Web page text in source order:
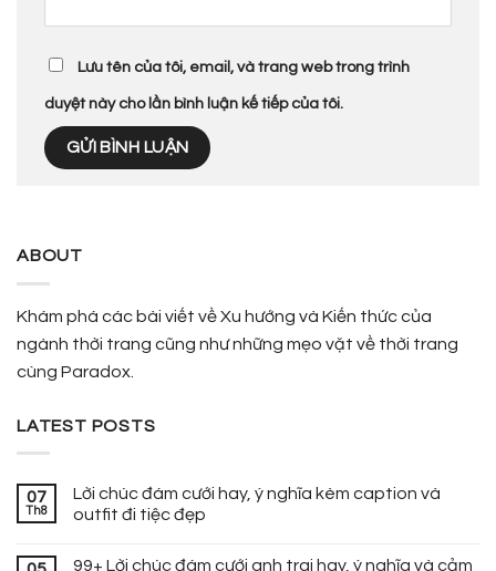
Lưu tên của tôi, email, và trang web trong trình
duyệt này cho lần bình luận kế tiếp của tôi.
ABOUT
Khám phá các bài viết về Xu hướng và Kiến thức của
ngành thời trang cũng như những mẹo vặt về thời trang
cùng Paradox.
LATEST POSTS
07
Th8
Lời chúc đám cưới hay, ý nghĩa kèm caption và
outfit đi tiệc đẹp
99+ Lời chúc đám cưới anh trai hay, ý nghĩa và cảm